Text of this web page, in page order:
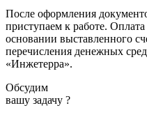
После оформления
приступаем к работе.
основании выставленного
перечисления денежных
«Инжетерра».
Обсудим
вашу задачу ?